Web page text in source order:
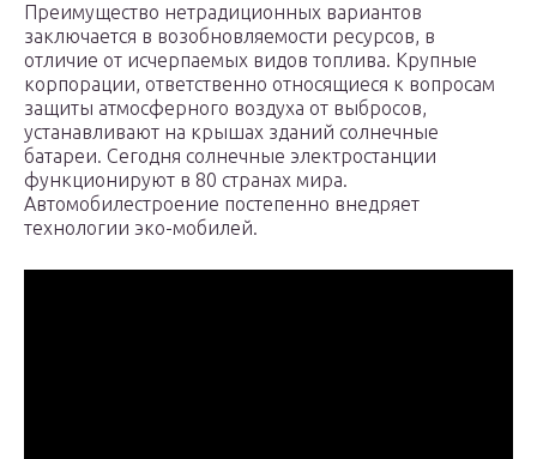
Преимущество нетрадиционных вариантов
заключается в возобновляемости ресурсов, в
отличие от исчерпаемых видов топлива. Крупные
корпорации, ответственно относящиеся к вопросам
защиты атмосферного воздуха от выбросов,
устанавливают на крышах зданий солнечные
батареи. Сегодня солнечные электростанции
функционируют в 80 странах мира.
Автомобилестроение постепенно внедряет
технологии эко-мобилей.